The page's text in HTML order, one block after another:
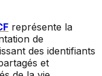
représente la
de
des identifiants
et